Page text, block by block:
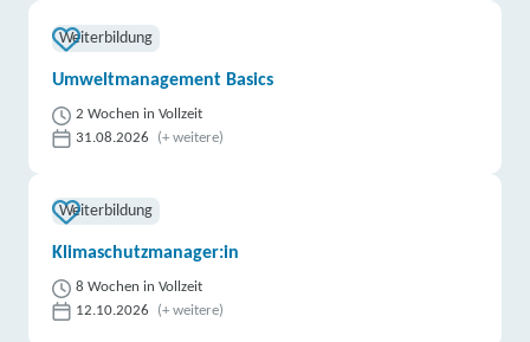
Weiterbildung
Umweltmanagement Basics
2 Wochen in Vollzeit
31.08.2026
(+ weitere)
Weiterbildung
Klimaschutzmanager:in
8 Wochen in Vollzeit
12.10.2026
(+ weitere)